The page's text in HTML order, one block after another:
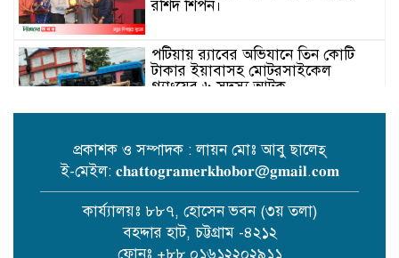
রশিদ শিপন।
পটিয়ায় র‍্যাবের অভিযানে তিন কোটি
টাকার ইয়াবাসহ মোটরসাইকেল
গ্যাংয়ের ৬ সদস্য আটক
বোয়ালখালীতে পুকুরে মিলল বৃদ্ধের
মরদেহ
প্রকাশক ও সম্পাদক : লায়ন মোঃ আবু ছালেহ্
ই-মেইল: 𝐜𝐡𝐚𝐭𝐭𝐨𝐠𝐫𝐚𝐦𝐞𝐫𝐤𝐡𝐨𝐛𝐨𝐫@𝐠𝐦𝐚𝐢𝐥.𝐜𝐨𝐦
কার্য্যালয়ঃ ৮৮৭, হোসেন ভবন (৩য় তলা)
বহদ্দার হাট, চট্টগ্রাম -৪২১২
ফোনঃ +৮৮ ০১৬১২২০২৯১১